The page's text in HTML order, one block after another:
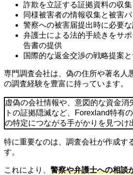
詐欺を立証する証拠資料の収
同様被害者の情報収集と被害
警察への被害届提出時に必要
弁護士による法的手続きをサ
告書の提供
国際的な返金交渉の戦略提案と
専門調査会社は、偽の住所や著名人
の調査経験を豊富に持っています。
虚偽の会社情報や、意図的な資金消
トの証拠隠滅など、Forexland特有
の特定につながる手がかりを見つけ
特に重要なのは、調査会社が作成す
す。
これにより、 警察や弁護士への相談